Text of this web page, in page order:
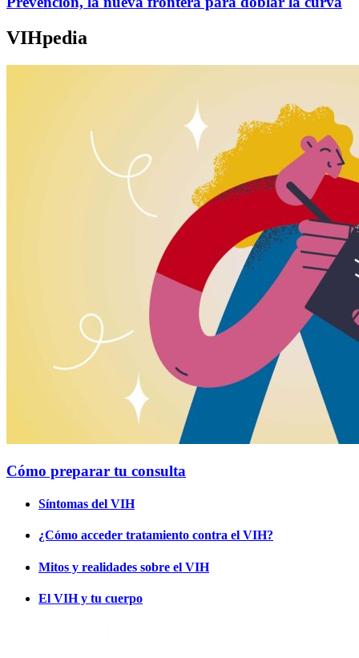
VIHpedia
Cómo preparar tu consulta
Síntomas del VIH
¿Cómo acceder tratamiento contra el VIH?
Mitos y realidades sobre el VIH
El VIH y tu cuerpo